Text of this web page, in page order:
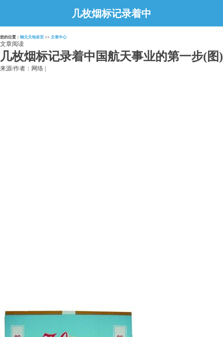
几枚烟标记录着中
国航天事业的第一
您的位置： 铜元天地首页 >> 文章中心
文章阅读
几枚烟标记录着中国航天事业的第一步(图)
来源/作者：网络 |